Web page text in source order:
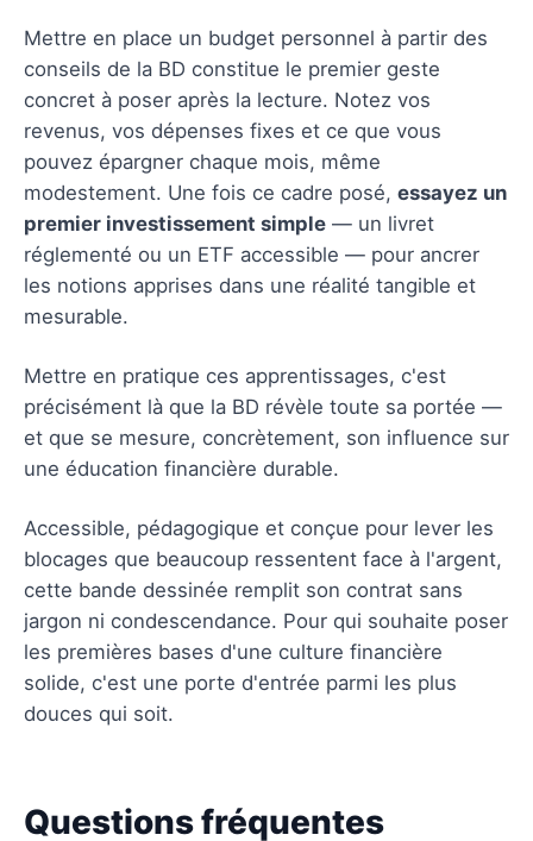
Mettre en place un budget personnel à partir des
conseils de la BD constitue le premier geste
concret à poser après la lecture. Notez vos
revenus, vos dépenses fixes et ce que vous
pouvez épargner chaque mois, même
modestement. Une fois ce cadre posé, essayez un
premier investissement simple — un livret
réglementé ou un ETF accessible — pour ancrer
les notions apprises dans une réalité tangible et
mesurable.
Mettre en pratique ces apprentissages, c'est
précisément là que la BD révèle toute sa portée —
et que se mesure, concrètement, son influence sur
une éducation financière durable.
Accessible, pédagogique et conçue pour lever les
blocages que beaucoup ressentent face à l'argent,
cette bande dessinée remplit son contrat sans
jargon ni condescendance. Pour qui souhaite poser
les premières bases d'une culture financière
solide, c'est une porte d'entrée parmi les plus
douces qui soit.
Questions fréquentes